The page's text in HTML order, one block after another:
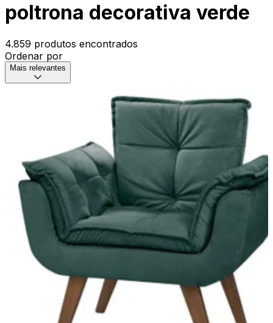
poltrona decorativa verde
4.859 produtos encontrados
Ordenar por
Mais relevantes